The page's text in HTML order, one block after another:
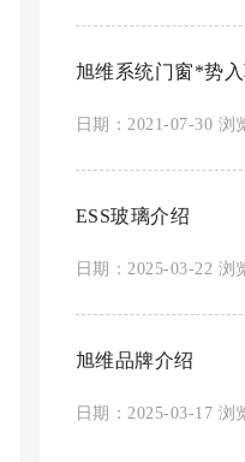
旭维系统门窗*势
日期：2021-07-30 浏
ESS玻璃介绍
日期：2025-03-22 浏
旭维品牌介绍
日期：2025-03-17 浏